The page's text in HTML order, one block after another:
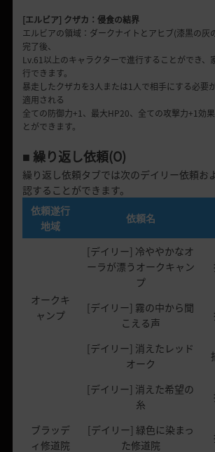
[エルビア] クザカ：侵食の結界
エルビアの領域：ダークナイトとアヒブ(漆黒の灰
完了後、
Lv.61以上のキャラクターで進行することができ、
行できます。
暴走したクザカを3人または1人で相手にする必要
適用される
全ての防御力+1、最大HP20、全ての攻撃力+1効
とができます。
■ 繰り返し依頼(O)
繰り返し依頼タブでは次のデイリー依頼お
認することができます。
依頼遂行
地域
依頼名
オークキ
ャンプ
[デイリー] 冷ややかなオ
ーラが漂うオークキャン
プ
[デイリー] 霧の中から聞
こえる声
[デイリー] 消えたレッド
オーク
ブラッデ
ィ修道院
[デイリー] 消えた希望の
糸
[デイリー] 緑色に染まっ
た修道院